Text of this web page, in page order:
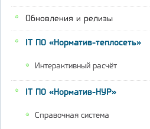
Обновления и релизы
IT ПО «Норматив-теплосеть»
Интерактивный расчёт
IT ПО «Норматив-НУР»
Справочная система